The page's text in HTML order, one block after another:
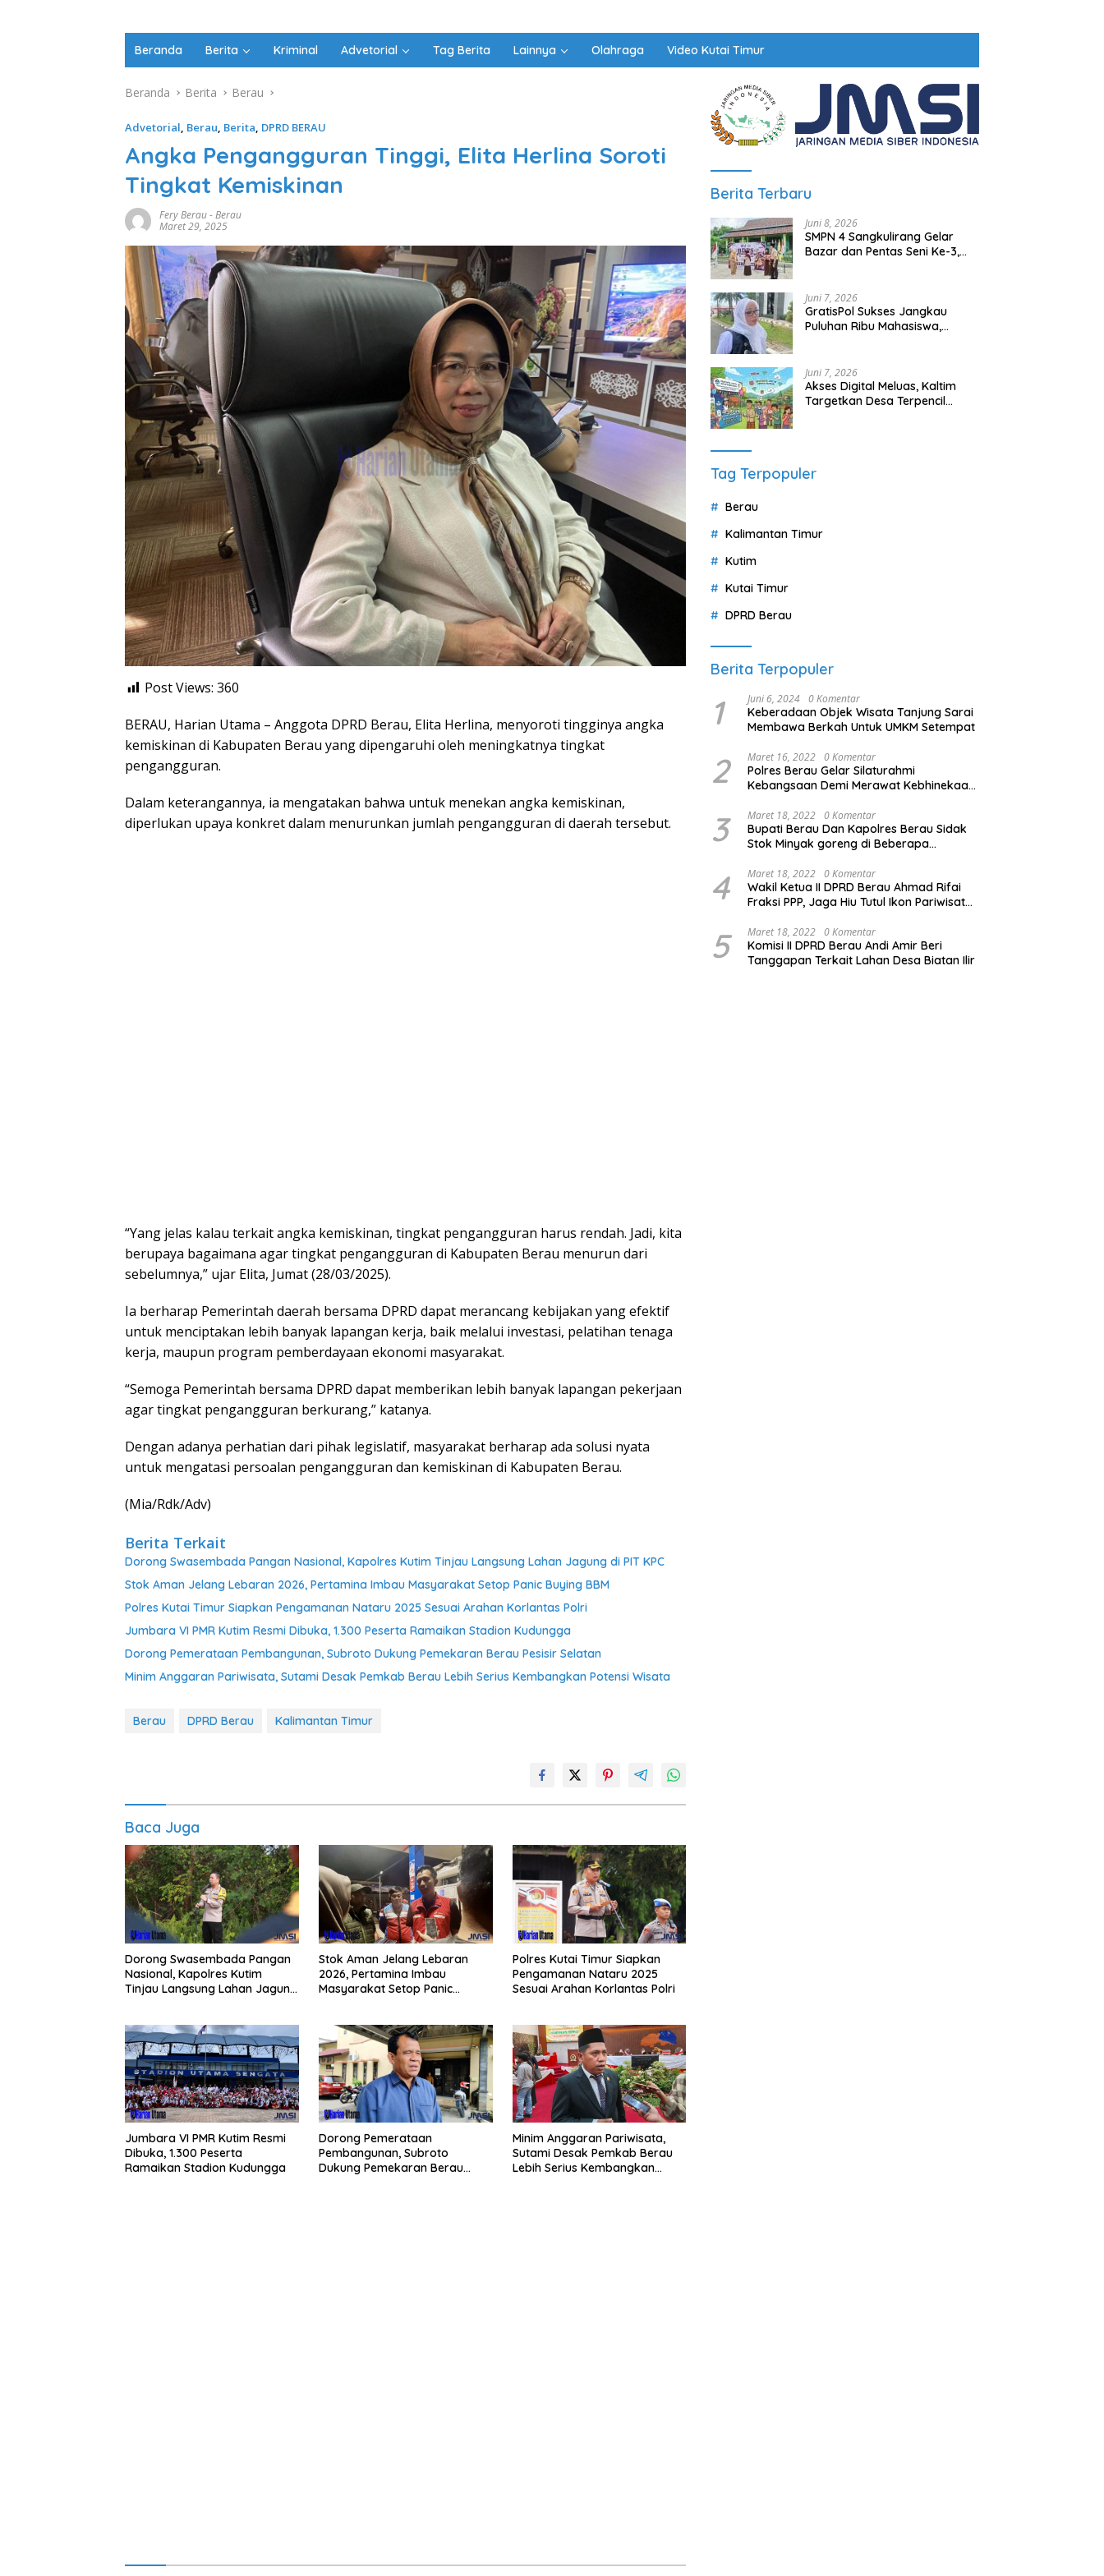
Beranda Berita Kriminal Advetorial Tag Berita Lainnya Olahraga Video Kutai Timur
Beranda Berita Berau
Advetorial, Berau, Berita, DPRD BERAU
Angka Pengangguran Tinggi, Elita Herlina Soroti
Tingkat Kemiskinan
Fery Berau-Berau
Maret 29, 2025
Post Views: 360
BERAU, Harian Utama – Anggota DPRD Berau, Elita Herlina, menyoroti tingginya angka
kemiskinan di Kabupaten Berau yang dipengaruhi oleh meningkatnya tingkat
pengangguran.
Dalam keterangannya, ia mengatakan bahwa untuk menekan angka kemiskinan,
diperlukan upaya konkret dalam menurunkan jumlah pengangguran di daerah tersebut.
“Yang jelas kalau terkait angka kemiskinan, tingkat pengangguran harus rendah. Jadi, kita
berupaya bagaimana agar tingkat pengangguran di Kabupaten Berau menurun dari
sebelumnya,” ujar Elita, Jumat (28/03/2025).
Ia berharap Pemerintah daerah bersama DPRD dapat merancang kebijakan yang efektif
untuk menciptakan lebih banyak lapangan kerja, baik melalui investasi, pelatihan tenaga
kerja, maupun program pemberdayaan ekonomi masyarakat.
“Semoga Pemerintah bersama DPRD dapat memberikan lebih banyak lapangan pekerjaan
agar tingkat pengangguran berkurang,” katanya.
Dengan adanya perhatian dari pihak legislatif, masyarakat berharap ada solusi nyata
untuk mengatasi persoalan pengangguran dan kemiskinan di Kabupaten Berau.
(Mia/Rdk/Adv)
Berita Terkait
Dorong Swasembada Pangan Nasional, Kapolres Kutim Tinjau Langsung Lahan Jagung di PIT KPC
Stok Aman Jelang Lebaran 2026, Pertamina Imbau Masyarakat Setop Panic Buying BBM
Polres Kutai Timur Siapkan Pengamanan Nataru 2025 Sesuai Arahan Korlantas Polri
Jumbara VI PMR Kutim Resmi Dibuka, 1.300 Peserta Ramaikan Stadion Kudungga
Dorong Pemerataan Pembangunan, Subroto Dukung Pemekaran Berau Pesisir Selatan
Minim Anggaran Pariwisata, Sutami Desak Pemkab Berau Lebih Serius Kembangkan Potensi Wisata
Berau DPRD Berau Kalimantan Timur
Baca Juga
Dorong Swasembada Pangan
Nasional, Kapolres Kutim
Tinjau Langsung Lahan Jagung
Stok Aman Jelang Lebaran
2026, Pertamina Imbau
Masyarakat Setop Panic
Polres Kutai Timur Siapkan
Pengamanan Nataru 2025
Sesuai Arahan Korlantas Polri
Jumbara VI PMR Kutim Resmi
Dibuka, 1.300 Peserta
Ramaikan Stadion Kudungga
Dorong Pemerataan
Pembangunan, Subroto
Dukung Pemekaran Berau
Minim Anggaran Pariwisata,
Sutami Desak Pemkab Berau
Lebih Serius Kembangkan
Berita Terbaru
Juni 8, 2026
SMPN 4 Sangkulirang Gelar
Bazar dan Pentas Seni Ke-3,
Juni 7, 2026
GratisPol Sukses Jangkau
Puluhan Ribu Mahasiswa,
Juni 7, 2026
Akses Digital Meluas, Kaltim
Targetkan Desa Terpencil
Tag Terpopuler
Berau
Kalimantan Timur
Kutim
Kutai Timur
DPRD Berau
Berita Terpopuler
1 Juni 6, 2024 0 Komentar
Keberadaan Objek Wisata Tanjung Sarai
Membawa Berkah Untuk UMKM Setempat
2 Maret 16, 2022 0 Komentar
Polres Berau Gelar Silaturahmi
Kebangsaan Demi Merawat Kebhinekaan
3 Maret 18, 2022 0 Komentar
Bupati Berau Dan Kapolres Berau Sidak
Stok Minyak goreng di Beberapa
4 Maret 18, 2022 0 Komentar
Wakil Ketua II DPRD Berau Ahmad Rifai
Fraksi PPP, Jaga Hiu Tutul Ikon Pariwisata
5 Maret 18, 2022 0 Komentar
Komisi II DPRD Berau Andi Amir Beri
Tanggapan Terkait Lahan Desa Biatan Ilir